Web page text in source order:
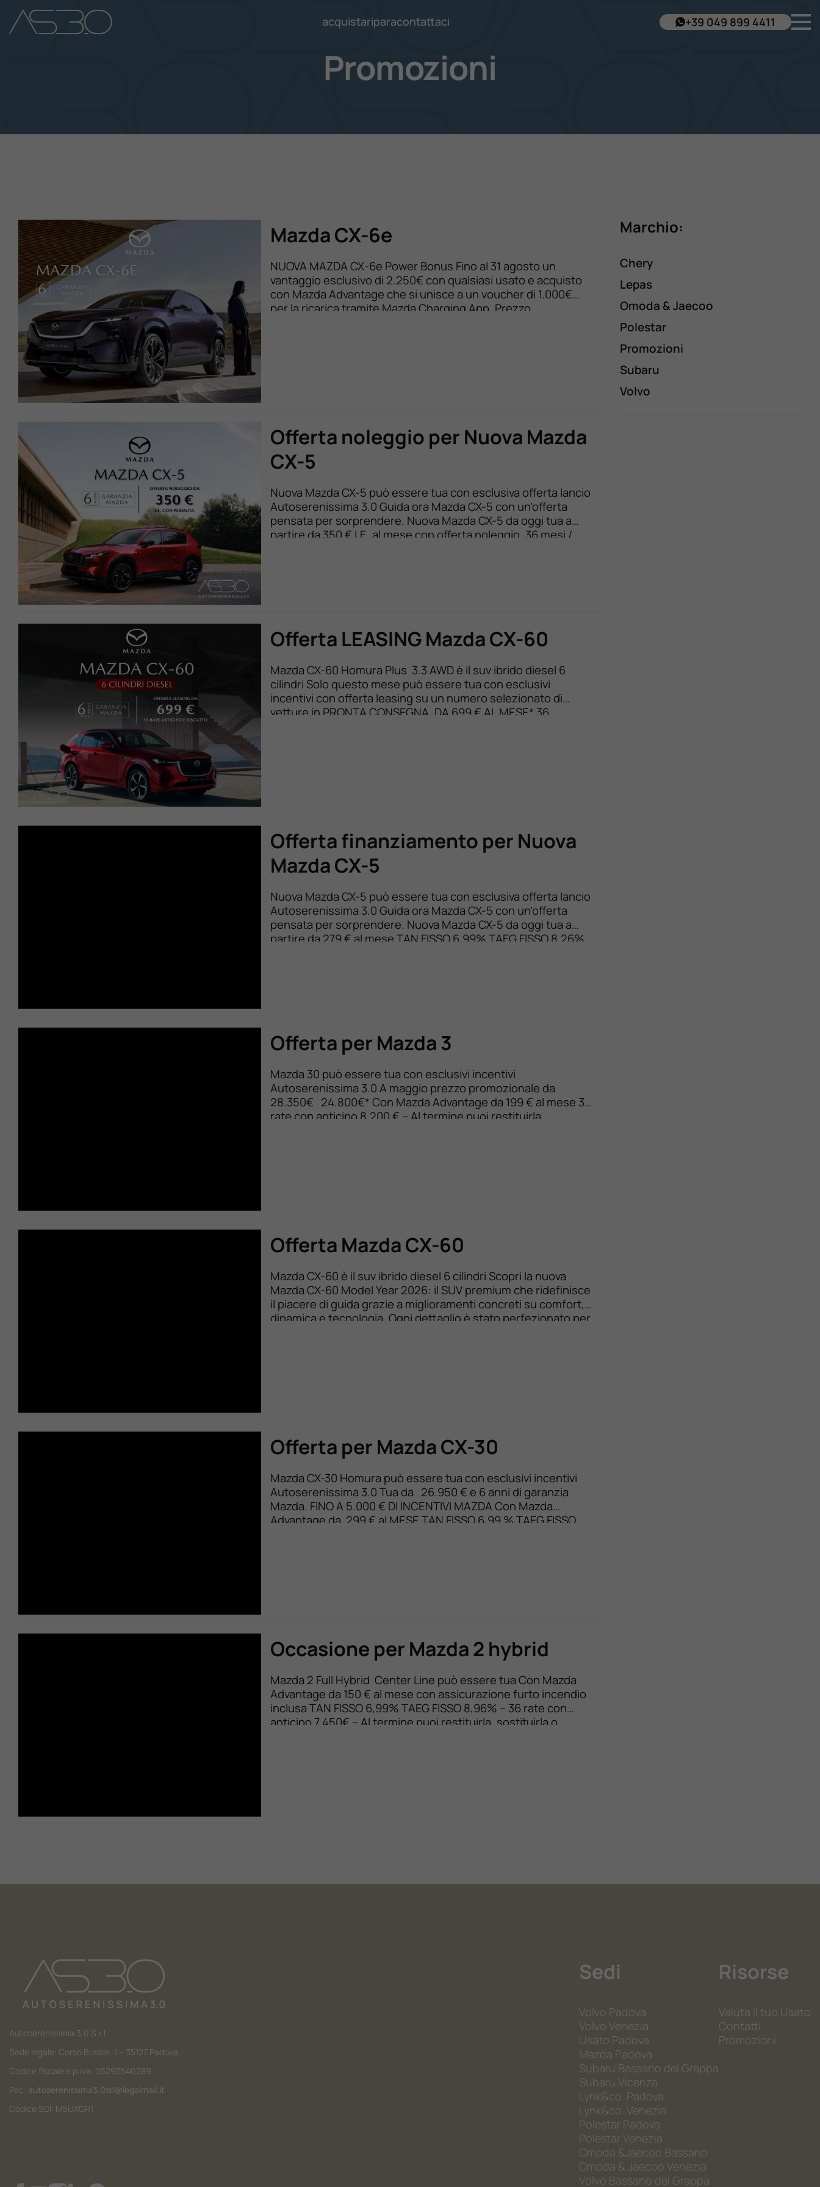
Auto Usate
Novità Sui Nostri Veicoli
Lavora Con Noi
Contattaci
acquistariparacontattaci +39 049 899 4411
Promozioni
Mazda CX-6e
NUOVA MAZDA CX‑6e Po­wer Bonus Fino al 31 agosto un
vantaggio esclusivo di 2.250€ con qualsiasi usato e acquisto
con Mazda Advantage che si unisce a un voucher di 1.000€
per la ricarica tramite Mazda Charging App. Prezzo
Offerta noleggio per Nuova Mazda
CX-5
Nuova Mazda CX-5 può essere tua con esclusiva offerta lancio
Autoserenissima 3.0 Guida ora Mazda CX-5 con un’offerta
pensata per sorprendere. Nuova Mazda CX-5 da oggi tua a
partire da 350 € I.E. al mese con offerta noleggio. 36 mesi /
Offerta LEASING Mazda CX-60
Mazda CX-60 Homura Plus 3.3 AWD è il suv ibrido diesel 6
cilindri Solo questo mese può essere tua con esclusivi
incentivi con offerta leasing su un numero selezionato di
vetture in PRONTA CONSEGNA. DA 699 € AL MESE* 36
Offerta finanziamento per Nuova
Mazda CX-5
Nuova Mazda CX-5 può essere tua con esclusiva offerta lancio
Autoserenissima 3.0 Guida ora Mazda CX-5 con un’offerta
pensata per sorprendere. Nuova Mazda CX-5 da oggi tua a
partire da 279 € al mese TAN FISSO 6,99% TAEG FISSO 8,26%
Offerta per Mazda 3
Mazda 30 può essere tua con esclusivi incentivi
Autoserenissima 3.0 A maggio prezzo promozionale da
28.350€ 24.800€* Con Mazda Advantage da 199 € al mese 36
rate con anticipo 8.200 € – Al termine puoi restituirla,
Offerta Mazda CX-60
Mazda CX-60 è il suv ibrido diesel 6 cilindri Scopri la nuova
Mazda CX-60 Model Year 2026: il SUV premium che ridefinisce
il piacere di guida grazie a miglioramenti concreti su comfort,
dinamica e tecnologia. Ogni dettaglio è stato perfezionato per
Offerta per Mazda CX-30
Mazda CX-30 Homura può essere tua con esclusivi incentivi
Autoserenissima 3.0 Tua da 26.950 € e 6 anni di garanzia
Mazda. FINO A 5.000 € DI INCENTIVI MAZDA Con Mazda
Advantage da 299 € al MESE TAN FISSO 6,99 % TAEG FISSO
Occasione per Mazda 2 hybrid
Mazda 2 Full Hybrid Center Line può essere tua Con Mazda
Advantage da 150 € al mese con assicurazione furto incendio
inclusa TAN FISSO 6,99% TAEG FISSO 8,96% – 36 rate con
anticipo 7.450€ – Al termine puoi restituirla, sostituirla o
Marchio:
Chery
Lepas
Omoda & Jaecoo
Polestar
Promozioni
Subaru
Volvo
Autoserenissima 3.0 S.r.l.
Sede legale: Corso Brasile, 1 – 35127 Padova
Codice fiscale e p.iva: 05295540289
Pec: autoserenissima3.0srl@legalmail.it
Codice SDI: M5UXCR1
Sedi
Volvo Padova
Volvo Venezia
Usato Padova
Mazda Padova
Subaru Bassano del Grappa
Subaru Vicenza
Lynk&co. Padova
Lynk&co. Venezia
Polestar Padova
Polestar Venezia
Omoda &Jaecoo Bassano
Omoda & Jaecoo Venezia
Volvo Bassano del Grappa
Risorse
Valuta il tuo Usato
Contatti
Promozioni